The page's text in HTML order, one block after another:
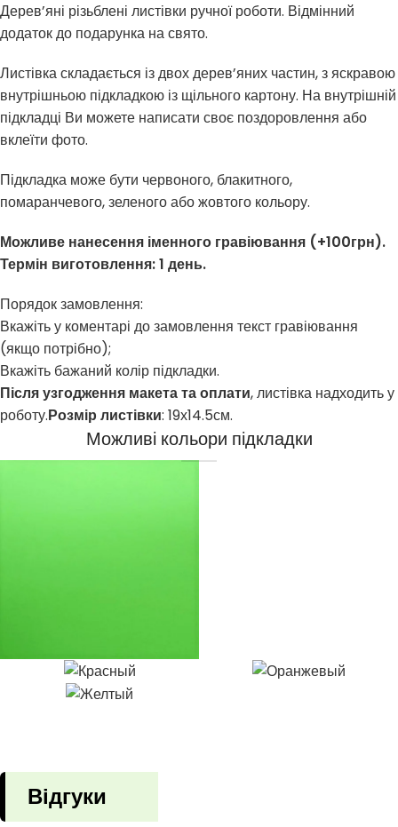
Дерев’яні різьблені листівки ручної роботи. Відмінний
додаток до подарунка на свято.
Листівка складається із двох дерев’яних частин, з яскравою
внутрішньою підкладкою із щільного картону. На внутрішній
підкладці Ви можете написати своє поздоровлення або
вклеїти фото.
Підкладка може бути червоного, блакитного,
помаранчевого, зеленого або жовтого кольору.
Можливе нанесення іменного гравіювання (+100грн).
Термін виготовлення: 1 день.
Порядок замовлення:
Вкажіть у коментарі до замовлення текст гравіювання
(якщо потрібно);
Вкажіть бажаний колір підкладки.
Після узгодження макета та оплати, листівка надходить у
роботу.Розмір листівки: 19х14.5см.
Можливі кольори підкладки
Відгуки